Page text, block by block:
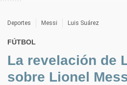
Deportes Messi Luis Suárez
FÚTBOL
La revelación de
sobre Lionel